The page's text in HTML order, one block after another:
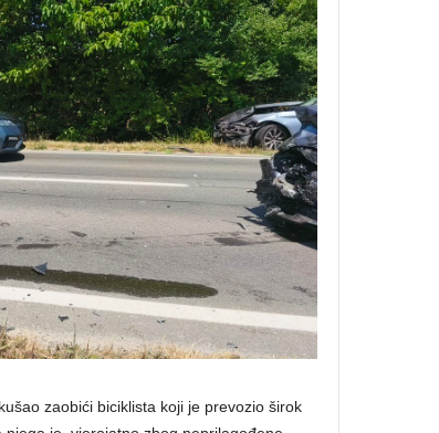
zaobići biciklista koji je prevozio širok